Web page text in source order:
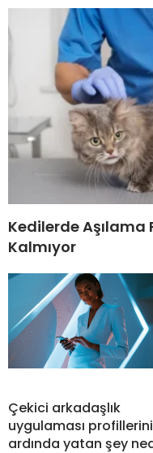
Kedilerde Aşılama
Kalmıyor
Çekici arkadaşlık
uygulaması
ardında yatan şey